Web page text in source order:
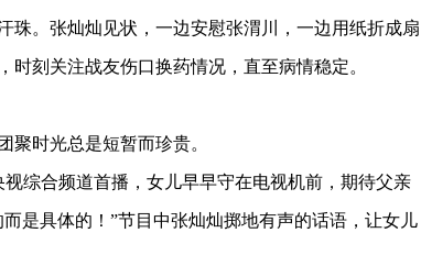
。张灿灿见状，一边安慰张渭川，一边用纸折成扇
刻关注战友伤口换药情况，直至病情稳定。
时光总是短暂而珍贵。
综合频道首播，女儿早早守在电视机前，期待父亲
是具体的！”节目中张灿灿掷地有声的话语，让女儿